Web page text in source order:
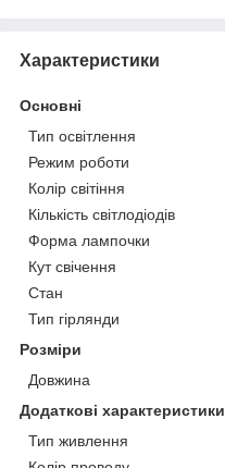
Характеристики
Основні
Тип освітлення
Режим роботи
Колір світіння
Кількість світлодіодів
Форма лампочки
Кут свічення
Стан
Тип гірлянди
Розміри
Довжина
Додаткові характеристики
Тип живлення